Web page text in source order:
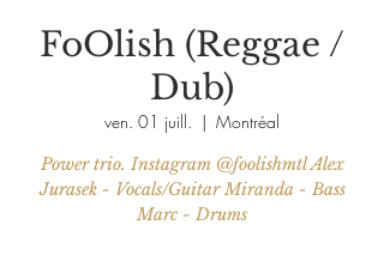
FoOlish (Reggae /
Dub)
ven. 01 juill.
  |
Montréal
Power trio. Instagram @foolishmtl Alex
Jurasek - Vocals/Guitar Miranda - Bass
Marc - Drums